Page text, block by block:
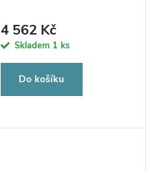
4 562 Kč
Skladem 1 ks
Do košíku